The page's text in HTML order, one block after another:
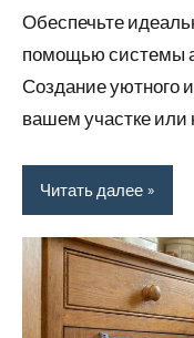
Обеспечьте
помощью системы
Создание уютного и
вашем участке или
Читать далее